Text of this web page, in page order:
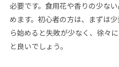
必要です。食用花や香りの少な
めます。初心者の方は、まずは
ら始めると失敗が少なく、徐々
と良いでしょう。